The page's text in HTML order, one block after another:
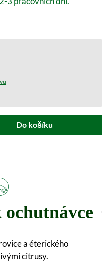
požadovanou
Do košíku
a éterického
citrusy.